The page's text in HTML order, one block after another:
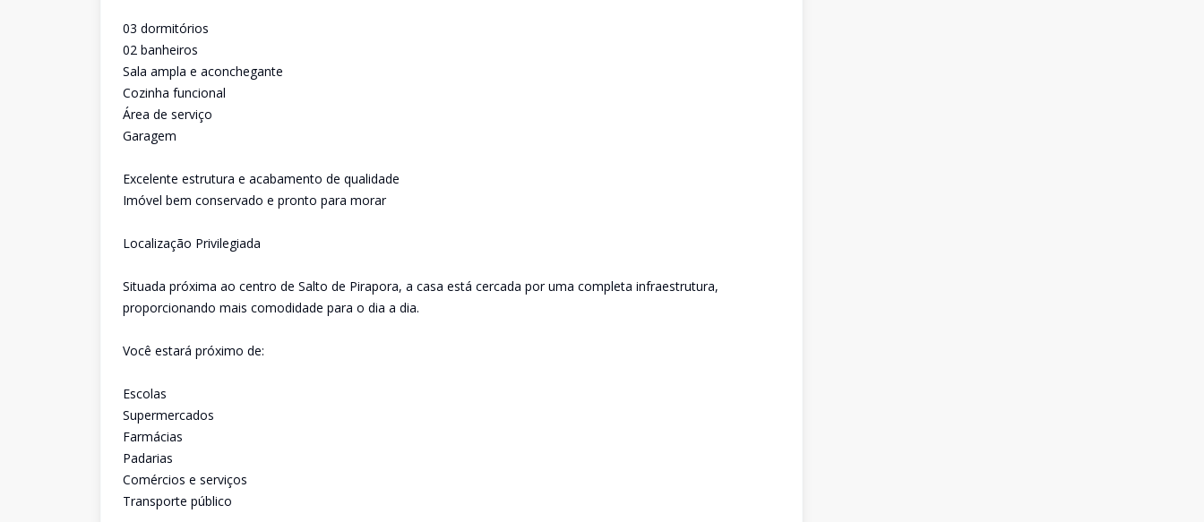
03 dormitórios
02 banheiros
Sala ampla e aconchegante
Cozinha funcional
Área de serviço
Garagem
Excelente estrutura e acabamento de qualidade
Imóvel bem conservado e pronto para morar
Localização Privilegiada
Situada próxima ao centro de Salto de Pirapora, a casa está cercada por uma completa infraestrutura,
proporcionando mais comodidade para o dia a dia.
Você estará próximo de:
Escolas
Supermercados
Farmácias
Padarias
Comércios e serviços
Transporte público